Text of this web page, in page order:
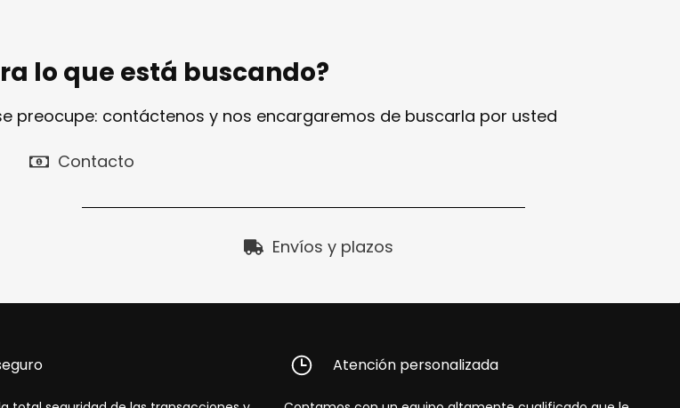
lo que está buscando?
preocupe: contáctenos y nos encargaremos de buscarla por usted
Contacto
Envíos y plazos
Atención personalizada